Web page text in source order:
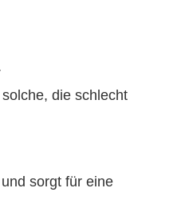
die schlecht
sorgt für eine